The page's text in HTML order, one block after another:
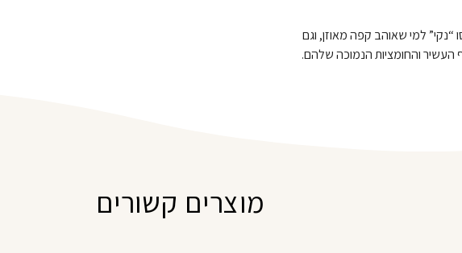
“נקי” למי שאוהב קפה מאוזן, וגם
העשיר והחומציות הנמוכה שלהם.
מוצרים קשורים